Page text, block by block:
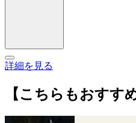
詳細を見る
【こちらもおすすめ